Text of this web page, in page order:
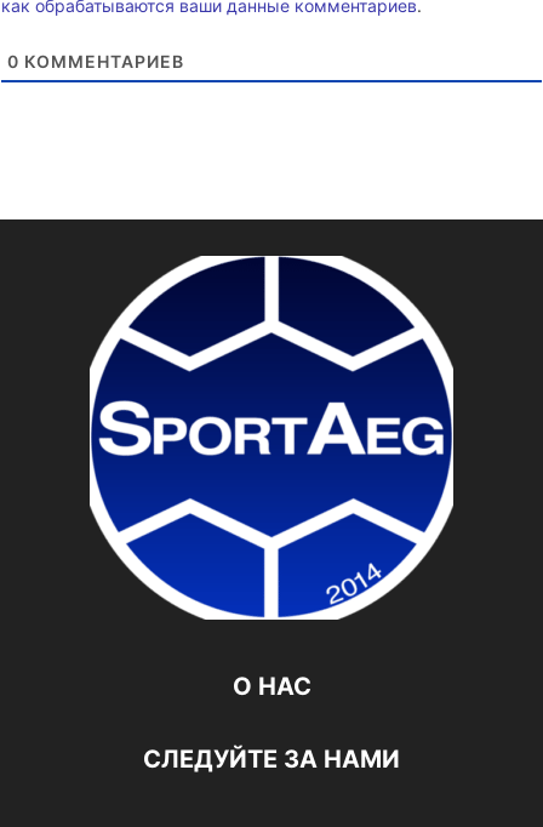
как обрабатываются ваши данные комментариев.
0 КОММЕНТАРИЕВ
О НАС
СЛЕДУЙТЕ ЗА НАМИ